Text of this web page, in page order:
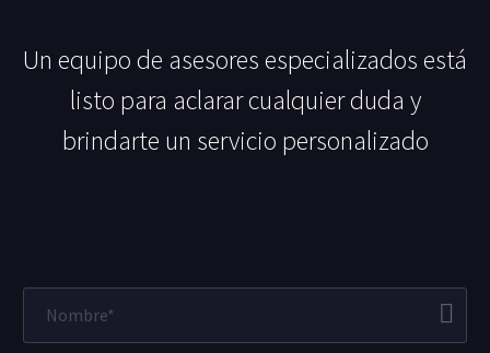
Un equipo de asesores especializados está
listo para aclarar cualquier duda y
brindarte un servicio personalizado